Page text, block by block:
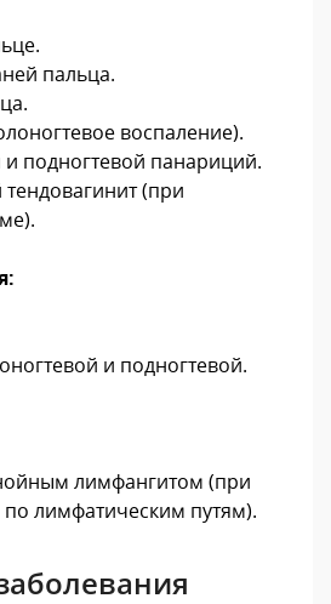
пальца.
воспаление).
подногтевой панариций.
(при
и подногтевой.
лимфангитом (при
лимфатическим путям).